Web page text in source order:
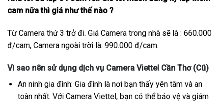
cam nữa thì giá như thế nào ?
Từ Camera thứ 3 trở đi. Giá Camera trong nhà sẽ là : 660.000
đ/cam, Camera ngoài trời là: 990.000 đ/cam.
Vì sao nên sử dụng dịch vụ Camera Viettel Cần Thơ (Cũ)
An ninh gia đình: Gia đình là nơi bạn thấy yên tâm và an
toàn nhất. Với Camera Viettel, bạn có thể bảo vệ và giám